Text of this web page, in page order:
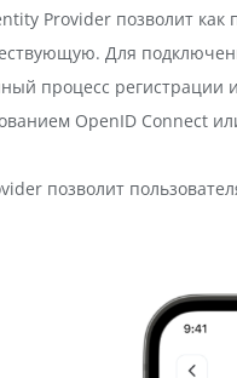
Provider позволит
Для
процесс
OpenID Connect
позволит